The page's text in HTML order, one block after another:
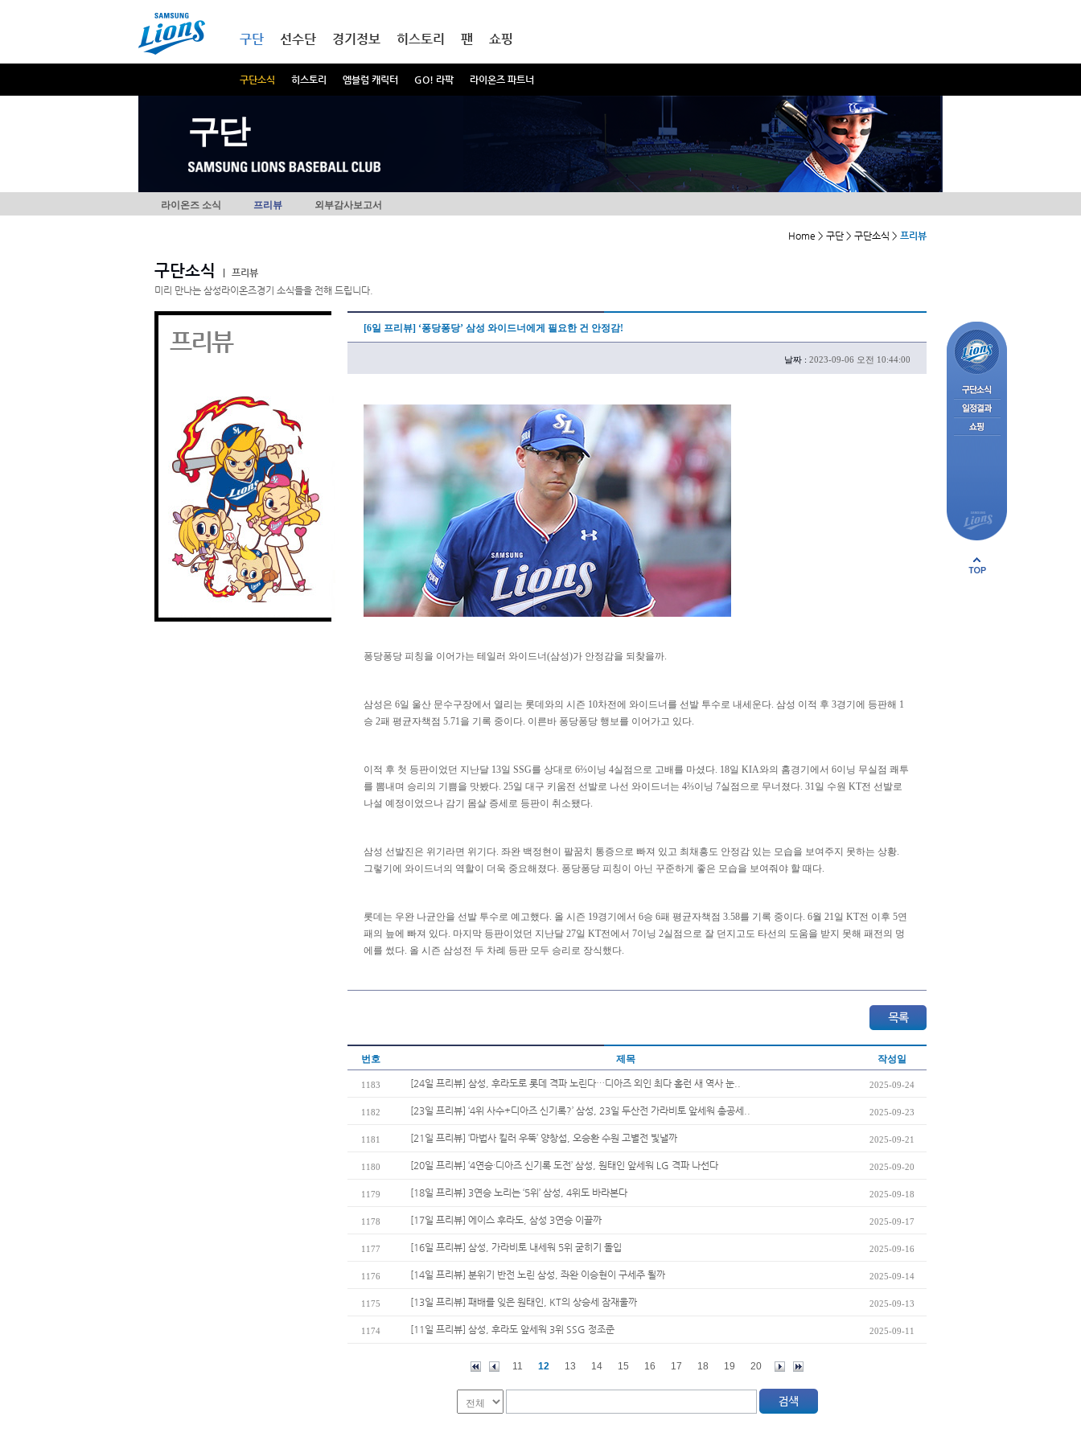
구단
구단소식 히스토리 엠블럼 캐릭터 GO! 라팍 라이온즈 파트너
선수단 경기정보 히스토리 팬 쇼핑
구단
라이온즈 소식 프리뷰 외부감사보고서
Home > 구단 > 구단소식 > 프리뷰
구단소식
프리뷰
미리 만나는 삼성라이온즈경기 소식들을 전해 드립니다.
프리뷰 [6일 프리뷰] ‘퐁당퐁당’ 삼성 와이드너에게 필요한 건 안정감!
날짜 : 2023-09-06 오전 10:44:00
퐁당퐁당 피칭을 이어가는 테일러 와이드너(삼성)가 안정감을 되찾을까.
삼성은 6일 울산 문수구장에서 열리는 롯데와의 시즌 10차전에 와이드너를 선발 투수로 내세운다. 삼성 이적 후 3경기에 등판해 1
승 2패 평균자책점 5.71을 기록 중이다. 이른바 퐁당퐁당 행보를 이어가고 있다.
이적 후 첫 등판이었던 지난달 13일 SSG를 상대로 6⅔이닝 4실점으로 고배를 마셨다. 18일 KIA와의 홈경기에서 6이닝 무실점 쾌투
를 뽐내며 승리의 기쁨을 맛봤다. 25일 대구 키움전 선발로 나선 와이드너는 4⅔이닝 7실점으로 무너졌다. 31일 수원 KT전 선발로
나설 예정이었으나 감기 몸살 증세로 등판이 취소됐다.
삼성 선발진은 위기라면 위기다. 좌완 백정현이 팔꿈치 통증으로 빠져 있고 최채흥도 안정감 있는 모습을 보여주지 못하는 상황.
그렇기에 와이드너의 역할이 더욱 중요해졌다. 퐁당퐁당 피칭이 아닌 꾸준하게 좋은 모습을 보여줘야 할 때다.
롯데는 우완 나균안을 선발 투수로 예고했다. 올 시즌 19경기에서 6승 6패 평균자책점 3.58를 기록 중이다. 6월 21일 KT전 이후 5연
패의 늪에 빠져 있다. 마지막 등판이었던 지난달 27일 KT전에서 7이닝 2실점으로 잘 던지고도 타선의 도움을 받지 못해 패전의 멍
에를 썼다. 올 시즌 삼성전 두 차례 등판 모두 승리로 장식했다.
번호 제목 작성일
1183 [24일 프리뷰] 삼성, 후라도로 롯데 격파 노린다…디아즈 외인 최다 홈런 새 역사 눈.. 2025-09-24
1182 [23일 프리뷰] ‘4위 사수+디아즈 신기록?’ 삼성, 23일 두산전 가라비토 앞세워 총공세.. 2025-09-23
1181 [21일 프리뷰] ‘마법사 킬러 우뚝’ 양창섭, 오승환 수원 고별전 빛낼까 2025-09-21
1180 [20일 프리뷰] ‘4연승·디아즈 신기록 도전’ 삼성, 원태인 앞세워 LG 격파 나선다 2025-09-20
1179 [18일 프리뷰] 3연승 노리는 ‘5위’ 삼성, 4위도 바라본다 2025-09-18
1178 [17일 프리뷰] 에이스 후라도, 삼성 3연승 이끌까 2025-09-17
1177 [16일 프리뷰] 삼성, 가라비토 내세워 5위 굳히기 돌입 2025-09-16
1176 [14일 프리뷰] 분위기 반전 노린 삼성, 좌완 이승현이 구세주 될까 2025-09-14
1175 [13일 프리뷰] 패배를 잊은 원태인, KT의 상승세 잠재울까 2025-09-13
1174 [11일 프리뷰] 삼성, 후라도 앞세워 3위 SSG 정조준 2025-09-11
11 12 13 14 15 16 17 18 19 20